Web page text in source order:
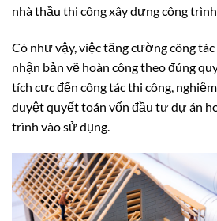
nhà thầu thi công xây dựng công
Có như vậy, việc tăng cường công
nhận bản vẽ hoàn công theo đúng
tích cực đến công tác thi công,
duyệt quyết toán vốn đầu tư dự án
trình vào sử dụng.